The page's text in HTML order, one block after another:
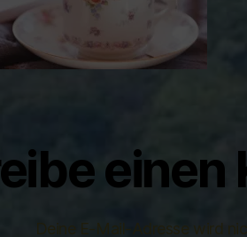
einen
Deine E-Mail-Adresse wird